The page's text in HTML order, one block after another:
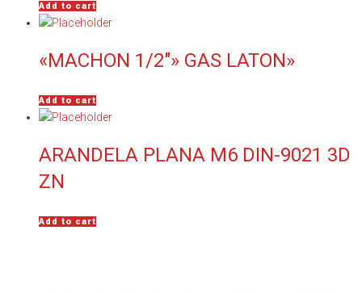
Add to cart
«MACHON 1/2″» GAS LATON»
Add to cart
ARANDELA PLANA M6 DIN-9021 3D
ZN
Add to cart